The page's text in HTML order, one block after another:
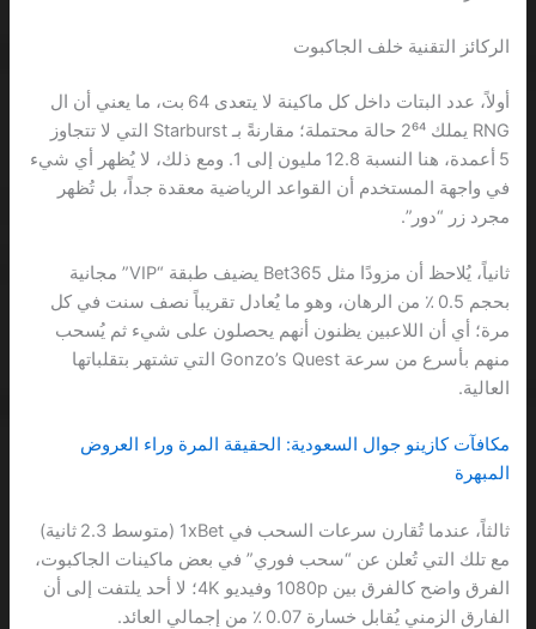
الركائز التقنية خلف الجاكبوت
أولاً، عدد البتات داخل كل ماكينة لا يتعدى 64 بت، ما يعني أن ال
RNG يملك 2⁶⁴ حالة محتملة؛ مقارنةً بـ Starburst التي لا تتجاوز
5 أعمدة، هنا النسبة 12.8 مليون إلى 1. ومع ذلك، لا يُظهر أي شيء
في واجهة المستخدم أن القواعد الرياضية معقدة جداً، بل تُظهر
مجرد زر “دور”.
ثانياً، يُلاحظ أن مزودًا مثل Bet365 يضيف طبقة “VIP” مجانية
بحجم 0.5 ٪ من الرهان، وهو ما يُعادل تقريباً نصف سنت في كل
مرة؛ أي أن اللاعبين يظنون أنهم يحصلون على شيء ثم يُسحب
منهم بأسرع من سرعة Gonzo’s Quest التي تشتهر بتقلباتها
العالية.
مكافآت كازينو جوال السعودية: الحقيقة المرة وراء العروض
المبهرة
ثالثاً، عندما تُقارن سرعات السحب في 1xBet (متوسط 2.3 ثانية)
مع تلك التي تُعلن عن “سحب فوري” في بعض ماكينات الجاكبوت،
الفرق واضح كالفرق بين 1080p وفيديو 4K؛ لا أحد يلتفت إلى أن
الفارق الزمني يُقابل خسارة 0.07 ٪ من إجمالي العائد.